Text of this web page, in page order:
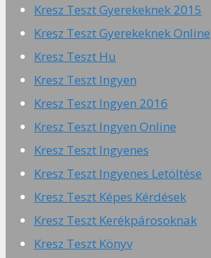
Kresz Teszt Gyerekeknek 2015
Kresz Teszt Gyerekeknek Online
Kresz Teszt Hu
Kresz Teszt Ingyen
Kresz Teszt Ingyen 2016
Kresz Teszt Ingyen Online
Kresz Teszt Ingyenes
Kresz Teszt Ingyenes Letöltése
Kresz Teszt Képes Kérdések
Kresz Teszt Kerékpárosoknak
Kresz Teszt Könyv